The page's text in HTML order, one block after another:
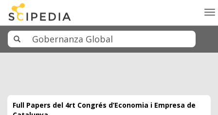
Full Papers del 4rt Congrés d’Economia i Empresa de